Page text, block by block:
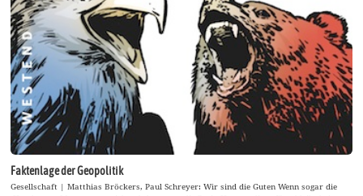
Faktenlage der Geopolitik
Gesellschaft | Matthias Bröckers, Paul Schreyer: Wir sind die Guten Wenn sogar die